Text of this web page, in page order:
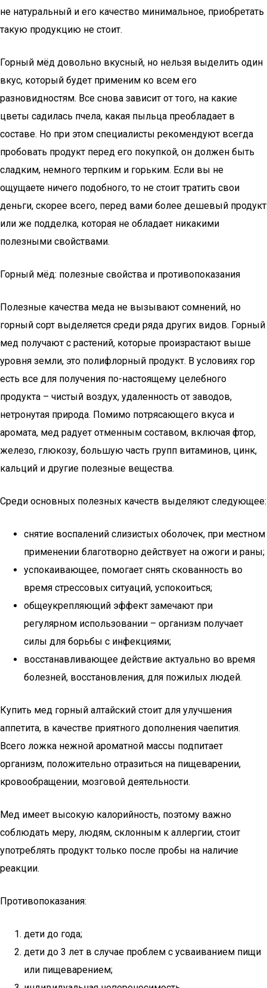
не натуральный и его качество минимальное, приобретать
такую продукцию не стоит.
Горный мёд довольно вкусный, но нельзя выделить один
вкус, который будет применим ко всем его
разновидностям. Все снова зависит от того, на какие
цветы садилась пчела, какая пыльца преобладает в
составе. Но при этом специалисты рекомендуют всегда
пробовать продукт перед его покупкой, он должен быть
сладким, немного терпким и горьким. Если вы не
ощущаете ничего подобного, то не стоит тратить свои
деньги, скорее всего, перед вами более дешевый продукт
или же подделка, которая не обладает никакими
полезными свойствами.
Горный мёд: полезные свойства и противопоказания
Полезные качества меда не вызывают сомнений, но
горный сорт выделяется среди ряда других видов. Горный
мед получают с растений, которые произрастают выше
уровня земли, это полифлорный продукт. В условиях гор
есть все для получения по-настоящему целебного
продукта – чистый воздух, удаленность от заводов,
нетронутая природа. Помимо потрясающего вкуса и
аромата, мед радует отменным составом, включая фтор,
железо, глюкозу, большую часть групп витаминов, цинк,
кальций и другие полезные вещества.
Среди основных полезных качеств выделяют следующее:
снятие воспалений слизистых оболочек, при местном
применении благотворно действует на ожоги и раны;
успокаивающее, помогает снять скованность во
время стрессовых ситуаций, успокоиться;
общеукрепляющий эффект замечают при
регулярном использовании – организм получает
силы для борьбы с инфекциями;
восстанавливающее действие актуально во время
болезней, восстановления, для пожилых людей.
Купить мед горный алтайский стоит для улучшения
аппетита, в качестве приятного дополнения чаепития.
Всего ложка нежной ароматной массы подпитает
организм, положительно отразиться на пищеварении,
кровообращении, мозговой деятельности.
Мед имеет высокую калорийность, поэтому важно
соблюдать меру, людям, склонным к аллергии, стоит
употреблять продукт только после пробы на наличие
реакции.
Противопоказания:
дети до года;
дети до 3 лет в случае проблем с усваиванием пищи
или пищеварением;